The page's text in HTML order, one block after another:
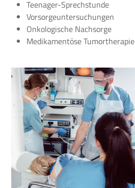
Teenager-Sprechstunde
Vorsorgeuntersuchungen
Onkologische Nachsorge
Medikamentöse Tumortherapie